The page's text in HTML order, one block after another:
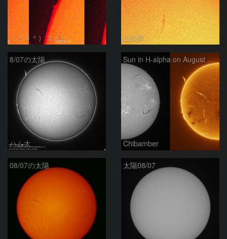
（＾０＾）コメト 山田昇
8/07の太陽
ハム太
Sun in H-alpha on August 7, 2026
Chibamber
08/07の太陽 太陽08/07